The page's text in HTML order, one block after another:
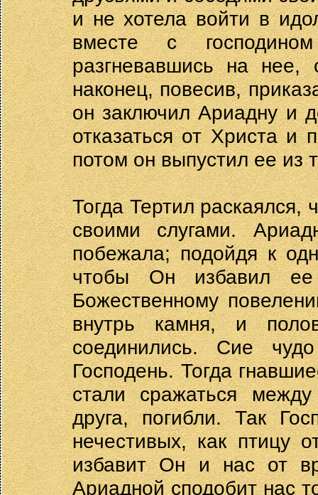
и не хотела войти в
вместе с
разгневавшись на нее,
наконец, повесив,
он заключил Ариадну и
отказаться от Христа и
потом он выпустил ее из
Тогда Тертил раскаялся,
своими слугами.
побежала; подойдя к
чтобы Он избавил
Божественному
внутрь камня, и
соединились. Сие
Господень. Тогда
стали сражаться
друга, погибли. Так
нечестивых, как птицу
избавит Он и нас от
Ариадной сподобит нас